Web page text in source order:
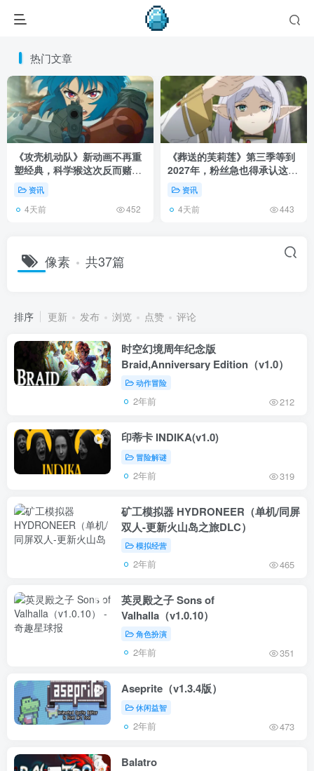
热门文章
《攻壳机动队》新动画不再重
塑经典，科学猴这次反而赌对
了！资讯
4天前 452
《葬送的芙莉莲》第三季等到
2027年，粉丝急也得承认这次
慢得有道理！
资讯
4天前 443
像素 共37篇
排序 更新 发布 浏览 点赞 评论
时空幻境周年纪念版
Braid,Anniversary Edition（v1.0）
动作冒险
2年前 212
印蒂卡 INDIKA(v1.0)
冒险解谜
2年前 319
矿工模拟器 HYDRONEER（单机/同屏
双人-更新火山岛之旅DLC）
模拟经营
2年前 465
英灵殿之子 Sons of
Valhalla（v1.0.10）
角色扮演
2年前 351
Aseprite（v1.3.4版）
休闲益智
2年前 473
Balatro